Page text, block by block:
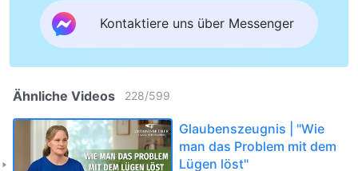
Kontaktiere uns über Messenger
Ähnliche Videos 228/599
Glaubenszeugnis | "Wie
man das Problem mit dem
Lügen löst"